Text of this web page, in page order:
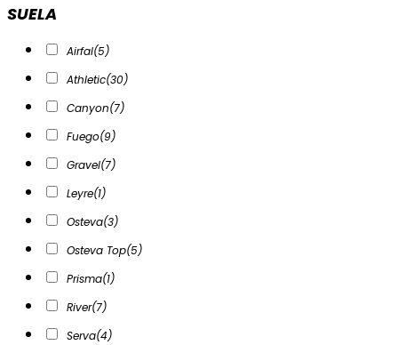
SUELA
Airfal(5)
Athletic(30)
Canyon(7)
Fuego(9)
Gravel(7)
Leyre(1)
Osteva(3)
Osteva Top(5)
Prisma(1)
River(7)
Serva(4)